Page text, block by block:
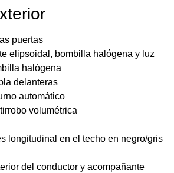
puertas
elipsoidal, bombilla halógena y luz
halógena
delanteras
automático
volumétrica
longitudinal en el techo en negro/gris
del conductor y acompañante